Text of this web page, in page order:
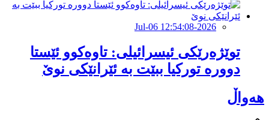
2026-Jul-06 12:54:08
توێژەرێكی ئیسرائیلی: تاوەكوو ئێستا
دوورە توركیا ببێت بە ئێرانێكی نوێ
هەواڵ